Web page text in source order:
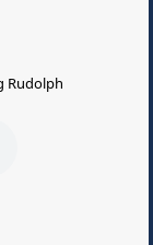
Rudolph